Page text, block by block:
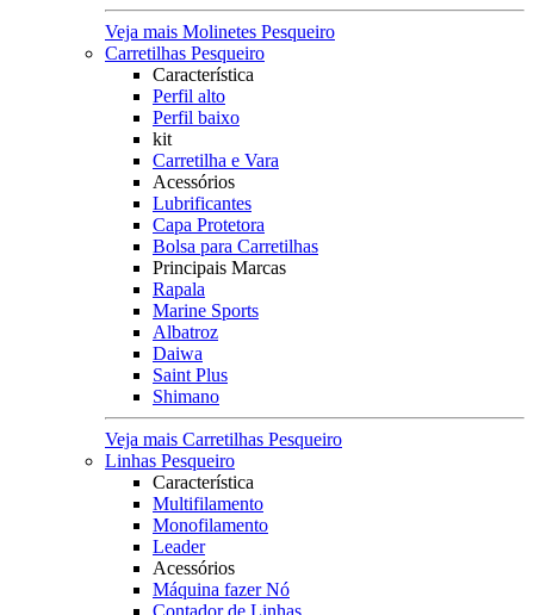
Veja mais Molinetes Pesqueiro
Carretilhas Pesqueiro
Característica
Perfil alto
Perfil baixo
kit
Carretilha e Vara
Acessórios
Lubrificantes
Capa Protetora
Bolsa para Carretilhas
Principais Marcas
Rapala
Marine Sports
Albatroz
Daiwa
Saint Plus
Shimano
Veja mais Carretilhas Pesqueiro
Linhas Pesqueiro
Característica
Multifilamento
Monofilamento
Leader
Acessórios
Máquina fazer Nó
Contador de Linhas